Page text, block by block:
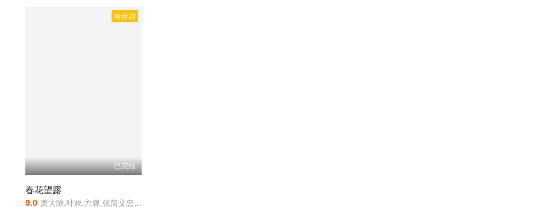
港台剧
已完结
春花望露
9.0 萧大陆,叶欢,方馨,张简义忠,楚宣